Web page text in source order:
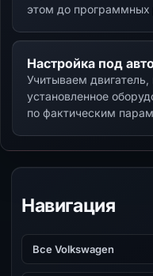
этом до программных
Настройка под
Учитываем двигатель,
установленное
по фактическим
Навигация
Все Volkswagen